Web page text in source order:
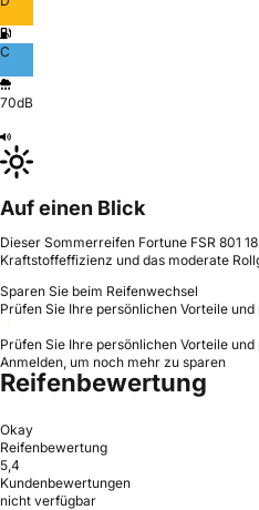
C
70dB
Auf einen Blick
Dieser Sommerreifen Fortune FSR 801
Kraftstoffeffizienz und das moderate
Sparen Sie beim Reifenwechsel
Prüfen Sie Ihre persönlichen Vorteile
Prüfen Sie Ihre persönlichen Vorteile
Anmelden, um noch mehr zu sparen
Reifenbewertung
Okay
Reifenbewertung
5,4
Kundenbewertungen
nicht verfügbar